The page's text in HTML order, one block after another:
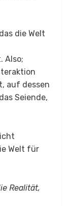
die Welt
Also;
auf dessen
Seiende,
Welt für
Realität,